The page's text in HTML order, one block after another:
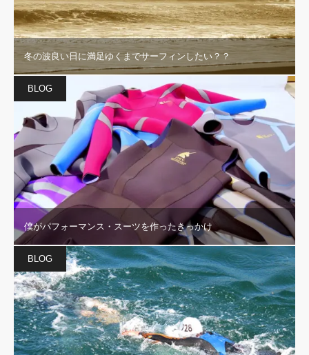
冬の波良い日に満足ゆくまでサーフィンしたい？？
BLOG
僕がパフォーマンス・スーツを作ったきっかけ
BLOG